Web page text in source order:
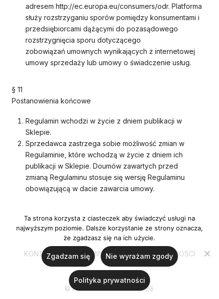
adresem http://ec.europa.eu/consumers/odr. Platforma
służy rozstrzyganiu sporów pomiędzy konsumentami i
przedsiębiorcami dążącymi do pozasądowego
rozstrzygnięcia sporu dotyczącego
zobowiązań umownych wynikających z internetowej
umowy sprzedaży lub umowy o świadczenie usług.
§ 11
Postanowienia końcowe
Regulamin wchodzi w życie z dniem publikacji w
Sklepie.
Sprzedawca zastrzega sobie możliwość zmian w
Regulaminie, które wchodzą w życie z dniem ich
publikacji w Sklepie. Doumów zawartych przed
zmianą Regulaminu stosuje się wersję Regulaminu
obowiązującą w dacie zawarcia umowy.
KONTAKT REGULAMIN POLITYKA PRYWATNOŚCI
© Ania Ulanicka 2020-2026.
Ta strona korzysta z ciasteczek aby świadczyć usługi na
najwyższym poziomie. Dalsze korzystanie ze strony oznacza,
że zgadzasz się na ich użycie.
Zgadzam się Nie wyrażam zgody
Polityka prywatności